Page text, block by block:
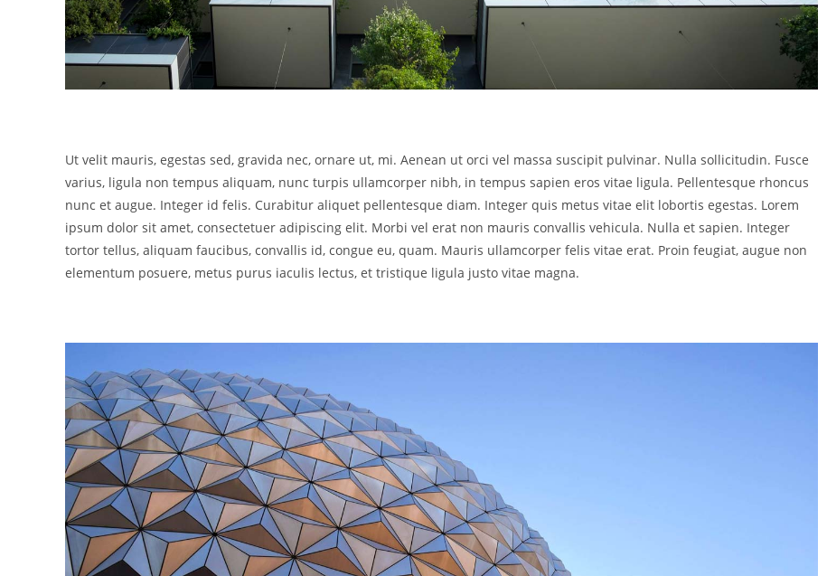
Ut velit mauris, egestas sed, gravida nec, ornare ut, mi. Aenean ut orci vel massa suscipit pulvinar. Nulla sollicitudin. Fusce
varius, ligula non tempus aliquam, nunc turpis ullamcorper nibh, in tempus sapien eros vitae ligula. Pellentesque rhoncus
nunc et augue. Integer id felis. Curabitur aliquet pellentesque diam. Integer quis metus vitae elit lobortis egestas. Lorem
ipsum dolor sit amet, consectetuer adipiscing elit. Morbi vel erat non mauris convallis vehicula. Nulla et sapien. Integer
tortor tellus, aliquam faucibus, convallis id, congue eu, quam. Mauris ullamcorper felis vitae erat. Proin feugiat, augue non
elementum posuere, metus purus iaculis lectus, et tristique ligula justo vitae magna.